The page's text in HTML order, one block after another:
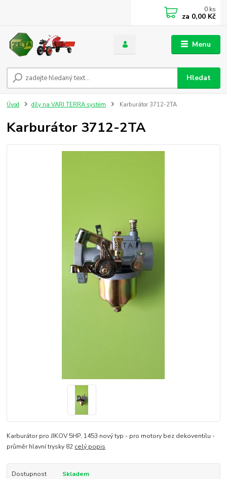
Menu
Hledat
0 ks
za 0,00 Kč
Úvod díly na VARI TERRA systém Karburátor 3712-2TA
Karburátor 3712-2TA
Karburátor pro JIKOV 5HP, 1453 nový typ - pro motory bez dekoventilu -
průměr hlavní trysky 82 celý popis
Dostupnost Skladem